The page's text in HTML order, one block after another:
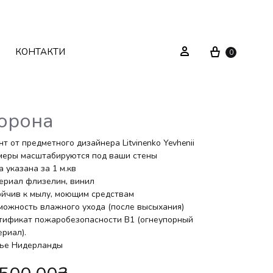
Текстиль
Декор
Вуличні меблі
Системи зберігання
Стелажі
Дзеркала
КОНТАКТИ Sign in Cart
0
от предметного дизайнера Litvinenko Yevhenii
масштабируются под ваши стены
указана за 1 м.кв
флизелин, винил
к мылу, моющим средствам
влажного ухода (после высыхания)
пожаробезопасности В1 (огнеупорный
Нидерланды